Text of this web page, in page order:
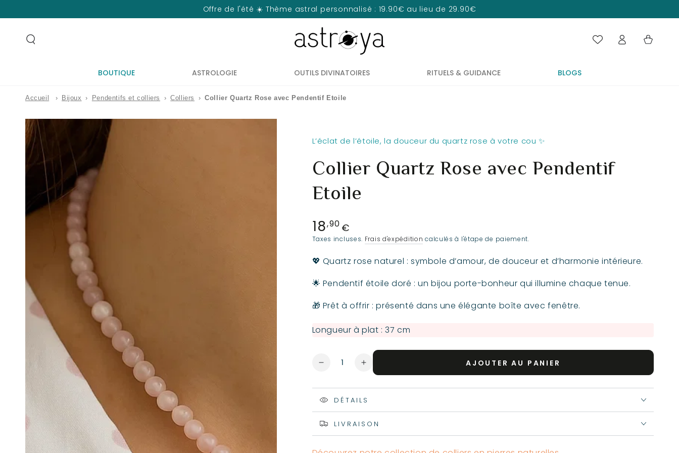
Offre de l'été ☀️ Thème astral personnalisé : 19.90€ au lieu de 29.90€
BOUTIQUE ASTROLOGIE OUTILS DIVINATOIRES RITUELS & GUIDANCE BLOGS
ConnexionPanier
Accueil › Bijoux › Pendentifs et colliers › Colliers › Collier Quartz Rose avec Pendentif Etoile
INFORMATIONS
SUR LE PRODUIT
L’éclat de l’étoile, la douceur du quartz rose à votre cou ✨
Collier Quartz Rose avec Pendentif
Etoile
Prix
normal
18,90 €
Taxes incluses. Frais d'expédition calculés à l'étape de paiement.
💖 Quartz rose naturel : symbole d’amour, de douceur et d’harmonie intérieure.
🌟 Pendentif étoile doré : un bijou porte-bonheur qui illumine chaque tenue.
🎁 Prêt à offrir : présenté dans une élégante boîte avec fenêtre.
Longueur à plat : 37 cm
Quantité
Réduire
quantité
de
Collier
Quartz
Augmenter
quantité
de
Collier
Quartz
AJOUTER AU PANIER
DÉTAILS
LIVRAISON